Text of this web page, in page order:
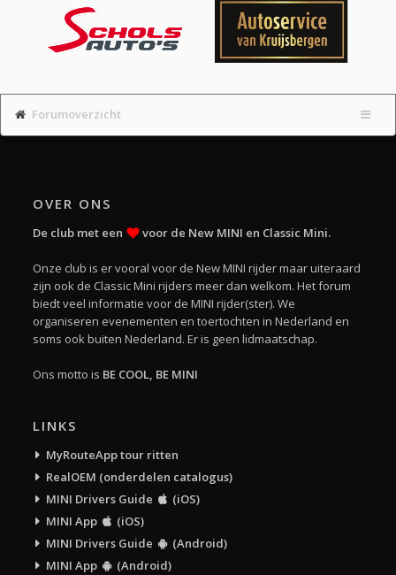
Forumoverzicht
OVER ONS
De club met een voor de New MINI en Classic Mini.
Onze club is er vooral voor de New MINI rijder maar uiteraard
zijn ook de Classic Mini rijders meer dan welkom. Het forum
biedt veel informatie voor de MINI rijder(ster). We
organiseren evenementen en toertochten in Nederland en
soms ook buiten Nederland. Er is geen lidmaatschap.
Ons motto is BE COOL, BE MINI
LINKS
MyRouteApp tour ritten
RealOEM (onderdelen catalogus)
MINI Drivers Guide
(iOS)
MINI App
(iOS)
MINI Drivers Guide
(Android)
MINI App
(Android)